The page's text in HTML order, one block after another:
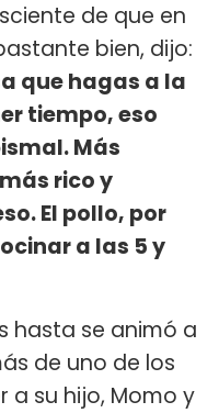
de que en
bien, dijo:
que hagas a la
tiempo, eso
Más
rico y
El pollo, por
a las 5 y
hasta se animó a
de uno de los
a su hijo, Momo y